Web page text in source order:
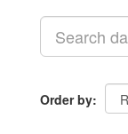
Order by